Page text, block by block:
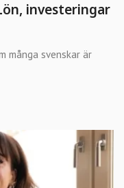
investeringar
många svenskar är